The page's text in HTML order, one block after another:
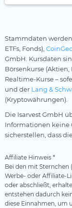
Stammdaten
ETFs, Fonds),
GmbH. Kursdaten
Börsenkurse (Aktien,
Realtime-Kurse –
und der Lang &
(Kryptowährungen).
Die Isarvest GmbH
Informationen keine
sicherstellen, dass
Affiliate Hinweis *
Bei den mit Sternchen
Werbe- oder Affiliate-
oder abschließt,
entstehen dadurch
diese Einnahmen, um